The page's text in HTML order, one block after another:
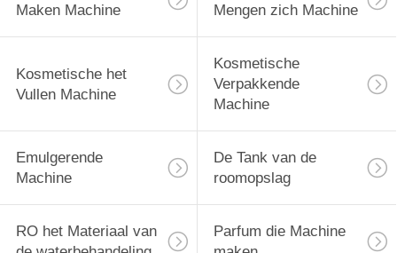
Maken Machine
Mengen zich Machine
Kosmetische het
Vullen Machine
Kosmetische
Verpakkende
Machine
Emulgerende
Machine
De Tank van de
roomopslag
RO het Materiaal van
Parfum die Machine